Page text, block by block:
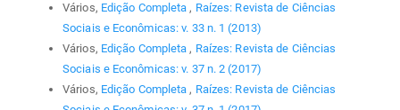
Vários, Edição Completa, Raízes: Revista de Ciências
Sociais e Econômicas: v. 33 n. 1 (2013)
Vários, Edição Completa, Raízes: Revista de Ciências
Sociais e Econômicas: v. 37 n. 2 (2017)
Vários, Edição Completa, Raízes: Revista de Ciências